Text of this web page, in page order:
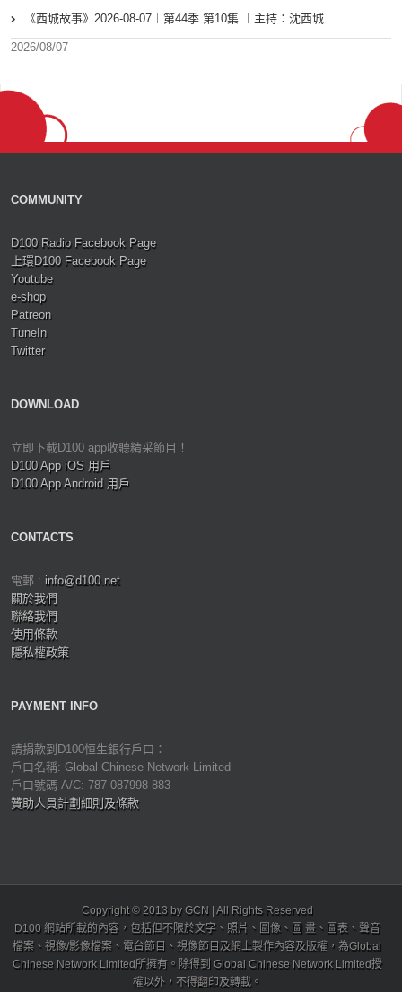
《西城故事》2026-08-07︱第44季 第10集 ︱主持：沈西城
2026/08/07
COMMUNITY
D100 Radio Facebook Page
上環D100 Facebook Page
Youtube
e-shop
Patreon
TuneIn
Twitter
DOWNLOAD
立即下載D100 app收聽精采節目！
D100 App iOS 用戶
D100 App Android 用戶
CONTACTS
電郵 : info@d100.net
關於我們
聯絡我們
使用條款
隱私權政策
PAYMENT INFO
請捐款到D100恒生銀行戶口：
戶口名稱: Global Chinese Network Limited
戶口號碼 A/C: 787-087998-883
贊助人員計劃細則及條款
Copyright © 2013 by GCN | All Rights Reserved
D100 網站所載的內容，包括但不限於文字、照片、圖像、圖 畫、圖表、聲音
檔案、視像/影像檔案、電台節目、視像節目及網上製作內容及版權，為Global
Chinese Network Limited所擁有。除得到 Global Chinese Network Limited授
權以外，不得翻印及轉載。